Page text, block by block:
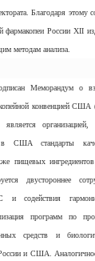
Благодаря этому
фармакопеи России XII
методам анализа.
Меморандум о
конвенцией
организацией,
в США стандарты
пищевых
двустороннее
и содействия
программ по
средств и
и США.